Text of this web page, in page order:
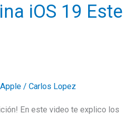
iOS 19 Este
/ Carlos Lopez
En este video te explico los